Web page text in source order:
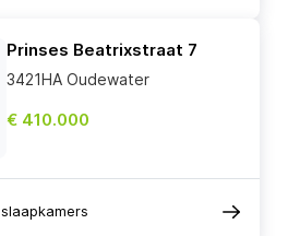
Prinses Beatrixstraat 7
3421HA Oudewater
€ 410.000
slaapkamers